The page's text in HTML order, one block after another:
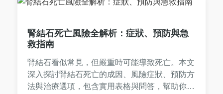
腎結石死亡風險全解析：症狀、預防與急
救指南
腎結石看似常見，但嚴重時可能導致死亡。本文
深入探討腎結石死亡的成因、風險症狀、預防方
法與治療選項，包含實用表格與問答，幫助你全